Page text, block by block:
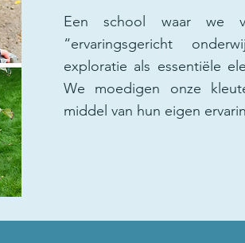
Een school waar we
“ervaringsgericht
exploratie als essentiële
We moedigen onze
middel van hun eigen